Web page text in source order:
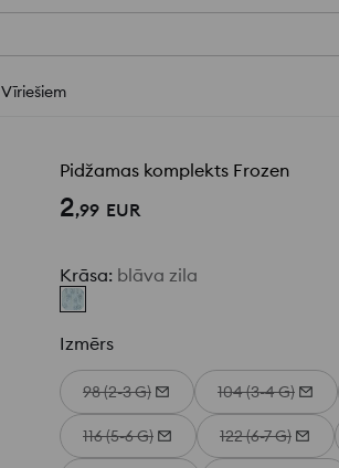
Vīriešiem
Pidžamas komplekts Frozen
2,99 EUR
Krāsa: blāva zila
Izmērs
98 (2-3 G) 104 (3-4 G)
116 (5-6 G) 122 (6-7 G)